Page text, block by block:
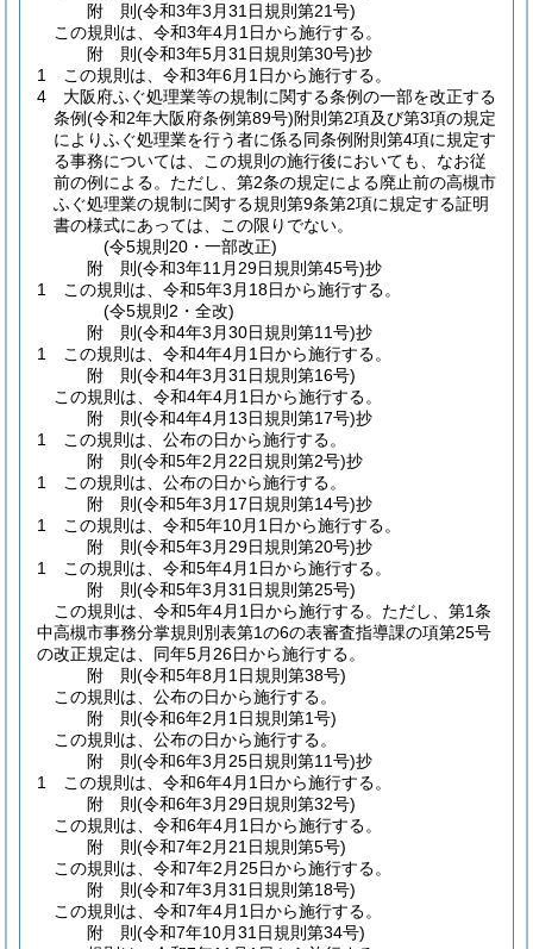
附 則(令和3年3月31日規則第21号)
この規則は、令和3年4月1日から施行する。
附 則(令和3年5月31日規則第30号)抄
1
この規則は、令和3年6月1日から施行する。
4
大阪府ふぐ処理業等の規制に関する条例の一部を改正する
条例(令和2年大阪府条例第89号)附則第2項及び第3項の規定
によりふぐ処理業を行う者に係る同条例附則第4項に規定す
る事務については、この規則の施行後においても、なお従
前の例による。 ただし、第2条の規定による廃止前の高槻市
ふぐ処理業の規制に関する規則第9条第2項に規定する証明
書の様式にあっては、この限りでない。
(令5規則20・一部改正)
附 則(令和3年11月29日規則第45号)抄
1
この規則は、令和5年3月18日から施行する。
(令5規則2・全改)
附 則(令和4年3月30日規則第11号)抄
1
この規則は、令和4年4月1日から施行する。
附 則(令和4年3月31日規則第16号)
この規則は、令和4年4月1日から施行する。
附 則(令和4年4月13日規則第17号)抄
1
この規則は、公布の日から施行する。
附 則(令和5年2月22日規則第2号)抄
1
この規則は、公布の日から施行する。
附 則(令和5年3月17日規則第14号)抄
1
この規則は、令和5年10月1日から施行する。
附 則(令和5年3月29日規則第20号)抄
1
この規則は、令和5年4月1日から施行する。
附 則(令和5年3月31日規則第25号)
この規則は、令和5年4月1日から施行する。 ただし、第1条
中高槻市事務分掌規則別表第1の6の表審査指導課の項第25号
の改正規定は、同年5月26日から施行する。
附 則(令和5年8月1日規則第38号)
この規則は、公布の日から施行する。
附 則(令和6年2月1日規則第1号)
この規則は、公布の日から施行する。
附 則(令和6年3月25日規則第11号)抄
1
この規則は、令和6年4月1日から施行する。
附 則(令和6年3月29日規則第32号)
この規則は、令和6年4月1日から施行する。
附 則(令和7年2月21日規則第5号)
この規則は、令和7年2月25日から施行する。
附 則(令和7年3月31日規則第18号)
この規則は、令和7年4月1日から施行する。
附 則(令和7年10月31日規則第34号)